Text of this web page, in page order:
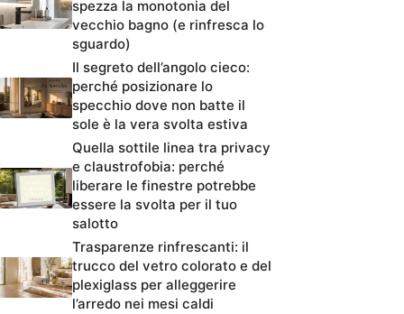
spezza la monotonia del
vecchio bagno (e rinfresca lo
sguardo)
Il segreto dell’angolo cieco:
perché posizionare lo
specchio dove non batte il
sole è la vera svolta estiva
Quella sottile linea tra privacy
e claustrofobia: perché
liberare le finestre potrebbe
essere la svolta per il tuo
salotto
Trasparenze rinfrescanti: il
trucco del vetro colorato e del
plexiglass per alleggerire
l’arredo nei mesi caldi